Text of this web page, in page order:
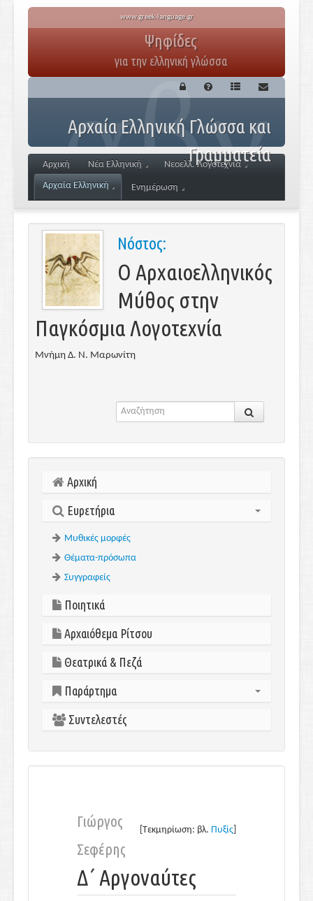
www.greek-language.gr
Ψηφίδες
για την ελληνική γλώσσα
Αρχαία Ελληνική Γλώσσα και
Γραμματεία
Αρχική Νέα Ελληνική
Νεοελλ. Λογοτεχνία
Αρχαία Ελληνική
Ενημέρωση
Νόστος:
Ο Αρχαιοελληνικός
Μύθος στην
Παγκόσμια Λογοτεχνία
Μνήμη Δ. Ν. Μαρωνίτη
Αρχική
Ευρετήρια
Μυθικές μορφές
Θέματα-πρόσωπα
Συγγραφείς
Ποιητικά
Αρχαιόθεμα Ρίτσου
Θεατρικά & Πεζά
Παράρτημα
Εισαγωγικά σημειώματα
Συντελεστές
[Τεκμηρίωση: βλ. Πυξίς
Γιώργος
Σεφέρης
Δ΄ Αργοναύτες